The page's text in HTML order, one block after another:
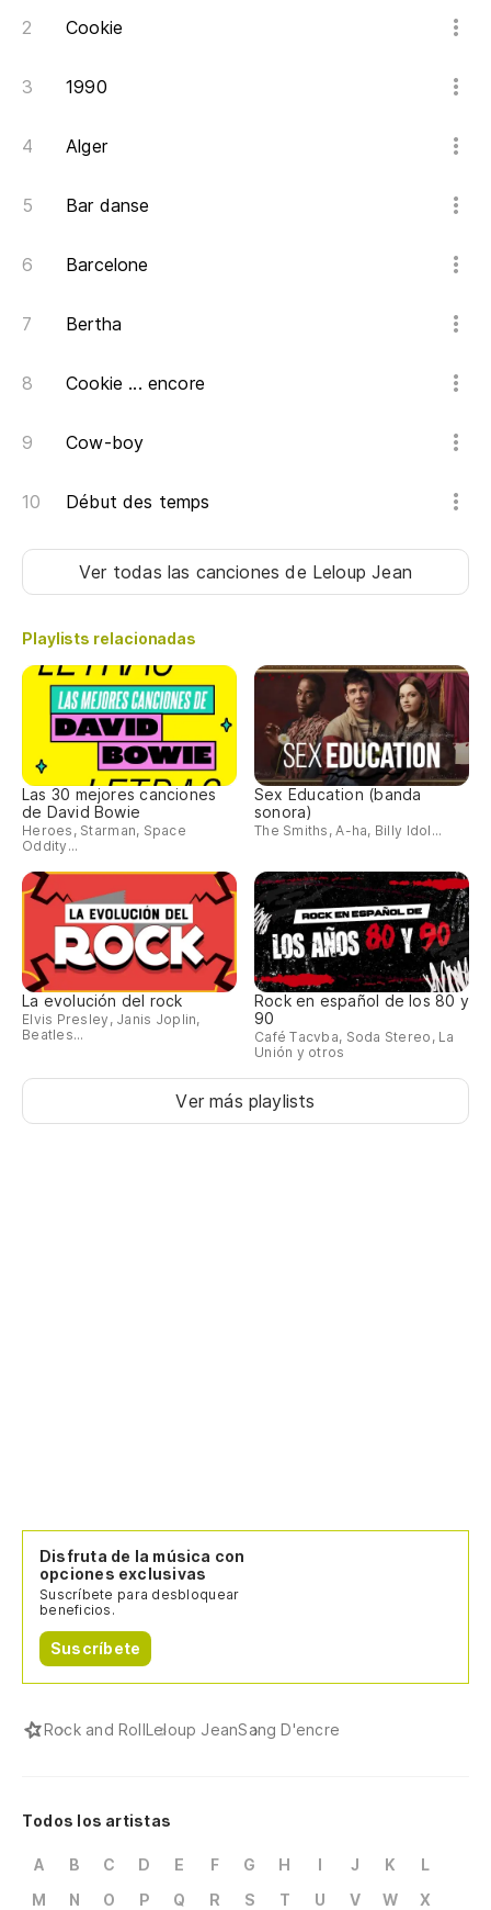
Cookie
1990
Alger
Bar danse
Barcelone
Bertha
Cookie ... encore
Cow-boy
Début des temps
Ver todas las cancionesde Leloup Jean
Playlists relacionadas
Las 30 mejores canciones
de David Bowie
Heroes, Starman, Space
Oddity...
Sex Education (banda
sonora)
The Smiths, A-ha, Billy Idol...
La evolución del rock
Elvis Presley, Janis Joplin,
Beatles...
Rock en español de los 80 y
90
Café Tacvba, Soda Stereo, La
Unión y otros
Ver más playlists
Disfruta de la música con
opciones exclusivas
Suscríbete para desbloquear
beneficios.
Suscríbete
Rock and RollLeloup JeanSang D'encre
Todos los artistas
A B C D E F G H I J K
L
M
N O P Q R S T U V W
X